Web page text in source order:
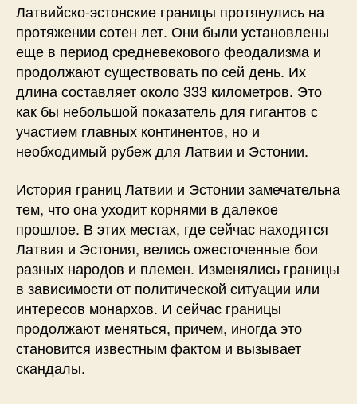
Латвийско-эстонские границы протянулись на
протяжении сотен лет. Они были установлены
еще в период средневекового феодализма и
продолжают существовать по сей день. Их
длина составляет около 333 километров. Это
как бы небольшой показатель для гигантов с
участием главных континентов, но и
необходимый рубеж для Латвии и Эстонии.
История границ Латвии и Эстонии замечательна
тем, что она уходит корнями в далекое
прошлое. В этих местах, где сейчас находятся
Латвия и Эстония, велись ожесточенные бои
разных народов и племен. Изменялись границы
в зависимости от политической ситуации или
интересов монархов. И сейчас границы
продолжают меняться, причем, иногда это
становится известным фактом и вызывает
скандалы.